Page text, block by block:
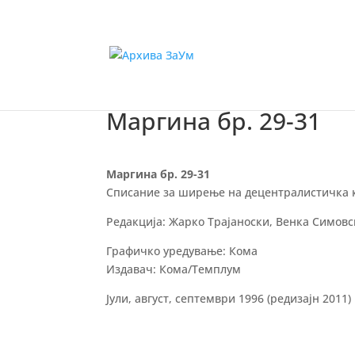
Маргина бр. 29-31
Маргина бр. 29-31
Списание за ширење на децентралистичка
Редакција: Жарко Трајаноски, Венка
Графичко уредување: Кома
Издавач: Кома/Темплум
Јули, август, септември 1996 (редизајн 2011)